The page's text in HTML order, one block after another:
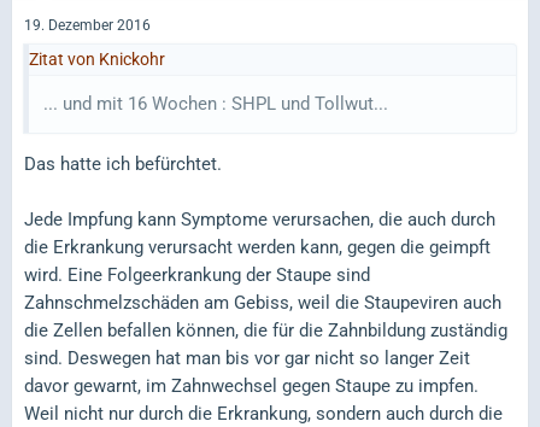
19. Dezember 2016
Zitat von Knickohr
... und mit 16 Wochen : SHPL und Tollwut...
Das hatte ich befürchtet.
Jede Impfung kann Symptome verursachen, die auch durch
die Erkrankung verursacht werden kann, gegen die geimpft
wird. Eine Folgeerkrankung der Staupe sind
Zahnschmelzschäden am Gebiss, weil die Staupeviren auch
die Zellen befallen können, die für die Zahnbildung zuständig
sind. Deswegen hat man bis vor gar nicht so langer Zeit
davor gewarnt, im Zahnwechsel gegen Staupe zu impfen.
Weil nicht nur durch die Erkrankung, sondern auch durch die